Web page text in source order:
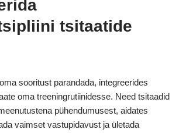
tsitaatide
sooritust parandada, integreerides
oma treeningrutiinidesse. Need tsitaadid
pühendumusest, aidates
vaimset vastupidavust ja ületada